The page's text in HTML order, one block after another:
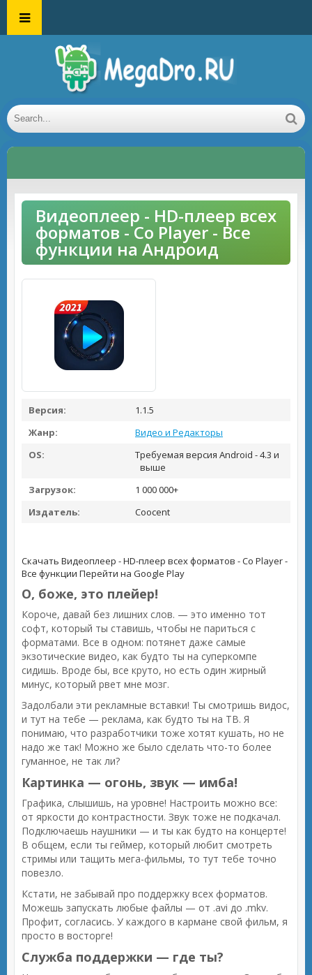
Видеоплеер - HD-плеер всех
форматов - Co Player - Все
функции на Андроид
Версия:
1.1.5
Жанр:
Видео и Редакторы
OS:
Требуемая версия Android - 4.3 и
выше
Загрузок:
1 000 000+
Издатель:
Coocent
Скачать Видеоплеер - HD-плеер всех форматов - Co Player -
Все функции Перейти на Google Play
О, боже, это плейер!
Короче, давай без лишних слов. — это именно тот
софт, который ты ставишь, чтобы не париться с
форматами. Все в одном: потянет даже самые
экзотические видео, как будто ты на суперкомпе
сидишь. Вроде бы, все круто, но есть один жирный
минус, который рвет мне мозг.
Задолбали эти рекламные вставки! Ты смотришь видос,
и тут на тебе — реклама, как будто ты на ТВ. Я
понимаю, что разработчики тоже хотят кушать, но не
надо же так! Можно же было сделать что-то более
гуманное, не так ли?
Картинка — огонь, звук — имба!
Графика, слышишь, на уровне! Настроить можно все:
от яркости до контрастности. Звук тоже не подкачал.
Подключаешь наушники — и ты как будто на концерте!
В общем, если ты геймер, который любит смотреть
стримы или тащить мега-фильмы, то тут тебе точно
повезло.
Кстати, не забывай про поддержку всех форматов.
Можешь запускать любые файлы — от .avi до .mkv.
Профит, согласись. У каждого в кармане свой фильм, я
просто в восторге!
Служба поддержки — где ты?